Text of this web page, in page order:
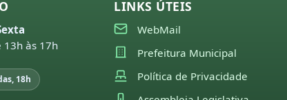
13h às 17h
18h
LINKS ÚTEIS
WebMail
Prefeitura Municipal
Política de Privacidade